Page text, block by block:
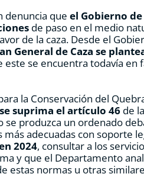
denuncia queel Gobierno
de paso en el medio
de la caza. Desde el
General de Caza se
este se encuentra todavía en
la Conservación del
suprima el artículo 46 de
se produzca un ordenado
adecuadas con soporte
2024, consultar a los
y que el Departamento
estas normas u otras